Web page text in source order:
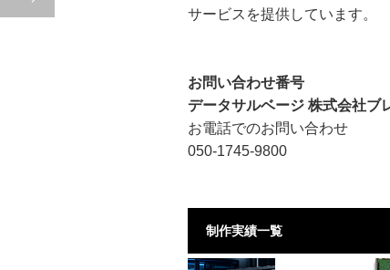
サービスを提供しています。
お問い合わせ番号
データサルベージ 株式会社ブ
お電話でのお問い合わせ
050-1745-9800
制作実績一覧